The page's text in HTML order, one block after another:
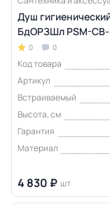
Душ
БдОРЗШл PSM-
0 0
Код товара
Артикул
Встраиваемый
Высота, см
Гарантия
Материал
4 830 ₽ шт